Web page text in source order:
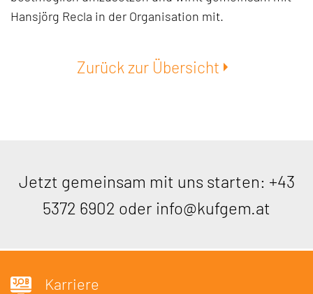
Hansjörg Recla in der Organisation mit.
Zurück zur Übersicht
Jetzt gemeinsam mit uns starten: +43
5372 6902 oder info@kufgem.at
Karriere